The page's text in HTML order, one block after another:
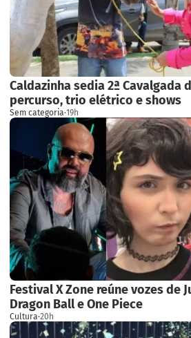
Caldazinha sedia 2ª Cavalgada
percurso, trio elétrico e shows
Sem categoria·19h
Festival X Zone reúne vozes de
Dragon Ball e One Piece
Cultura·20h